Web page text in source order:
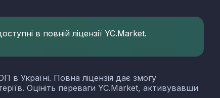
в повній ліцензії YC.Market.
в Україні. Повна ліцензія дає змогу
Оцініть переваги YC.Market, активувавши